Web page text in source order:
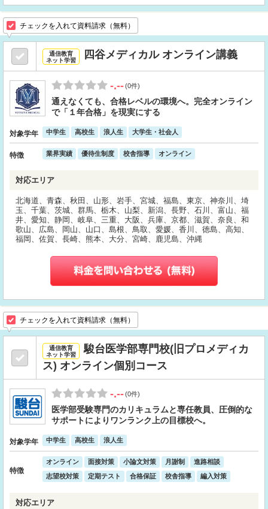
チェックを入れて資料請求（無料）
通信教育
ネット学習
四谷メディカル オンライン講義
-.--(0件)
通えなくても、合格レベルの環境へ。完全オンライン
で「１年合格」を現実にする
対象学年 中学生 高校生 浪人生 大学生・社会人
特徴 業界実績 優待生制度 校舎指導 オンライン
対応エリア
北海道、青森、秋田、山形、岩手、宮城、福島、東京、神奈川、埼
玉、千葉、茨城、群馬、栃木、山梨、新潟、長野、石川、富山、福
井、愛知、静岡、岐阜、三重、大阪、兵庫、京都、滋賀、奈良、和
歌山、広島、岡山、山口、島根、鳥取、愛媛、香川、徳島、高知、
福岡、佐賀、長崎、熊本、大分、宮崎、鹿児島、沖縄
チェックを入れて資料請求（無料）
通信教育
ネット学習
駿台医学部専門校(旧プロメディカ
ス) オンライン個別コース
-.--(0件)
医学部受験専門のカリキュラムと専任教員、圧倒的な
サポートによりワンランク上の目標校へ。
対象学年 中学生 高校生 浪人生
特徴
オンライン 面接対策 小論文対策 月謝制
進路相談
志望校対策
定期テスト 合格保証 校舎指導 編入対策
対応エリア